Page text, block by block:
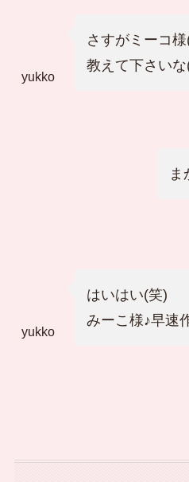
yukko
さすがミーコ
教えて下さいな
ま
yukko
はいはい(笑)
みーこ様♪早速